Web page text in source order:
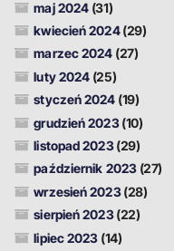
maj 2024 (31)
kwiecień 2024(29)
marzec 2024 (27)
luty 2024 (25)
styczeń 2024 (19)
grudzień 2023(10)
listopad 2023(29)
październik 2023(27)
wrzesień 2023(28)
sierpień 2023(22)
lipiec 2023 (14)